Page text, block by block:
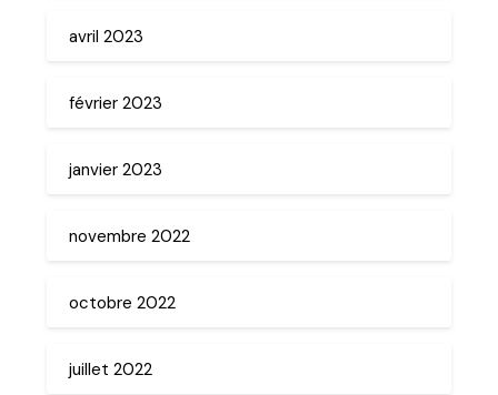
avril 2023
février 2023
janvier 2023
novembre 2022
octobre 2022
juillet 2022